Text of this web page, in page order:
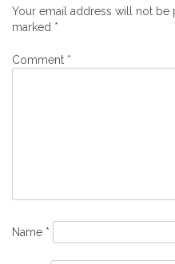
Your email address will not be
marked *
Comment *
Name *